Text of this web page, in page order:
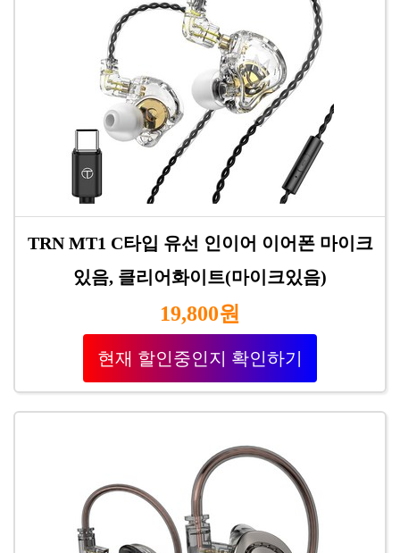
TRN MT1 C타입 유선 인이어 이어폰 마이크
있음, 클리어화이트(마이크있음)
19,800원
현재 할인중인지 확인하기